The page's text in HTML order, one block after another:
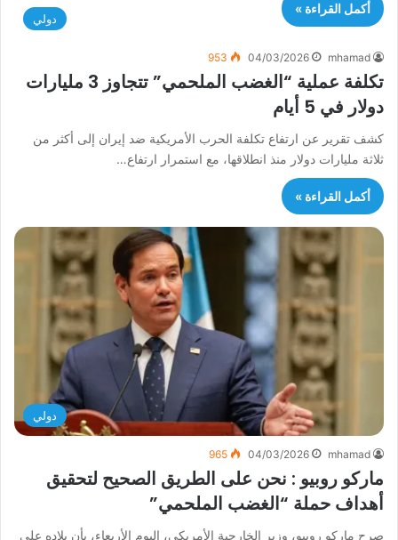
أكمل القراءة »
دولي
mhamad
04/03/2026
953
تكلفة عملية “الغضب الملحمي” تتجاوز 3 مليارات
دولار في 5 أيام
كشف تقرير عن ارتفاع تكلفة الحرب الأمريكية ضد إيران إلى أكثر من
ثلاثة مليارات دولار منذ انطلاقها، مع استمرار ارتفاع…
أكمل القراءة »
دولي
mhamad
04/03/2026
965
ماركو روبيو : نحن على الطريق الصحيح لتحقيق
أهداف حملة “الغضب الملحمي”
صرح ماركو روبيو، وزير الخارجية الأمريكي، اليوم الأربعاء، بأن بلاده على